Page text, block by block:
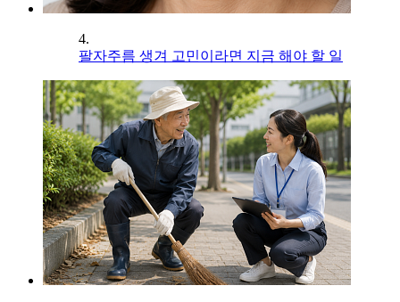
4.
팔자주름 생겨 고민이라면 지금 해야 할 일